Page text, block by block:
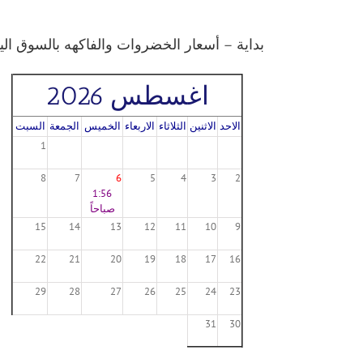
بداية – أسعار الخضروات والفاكهه بالسوق اليوم 16/
اغسطس 2026
الاحد الاثنين الثلاثاء الاربعاء الخميس الجمعة السبت
1
2
3
4
5
6
1:56
صباحاً
7
8
9
10
11
12
13
14
15
16
17
18
19
20
21
22
23
24
25
26
27
28
29
30
31